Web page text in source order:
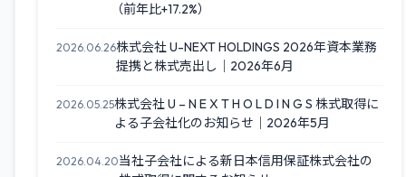
（前年比+17.2%）
2026.06.26株式会社 U-NEXT HOLDINGS 2026年資本業務
提携と株式売出し｜2026年6月
2026.05.25株式会社 U – N E X T H O L D I N G S 株式取得に
よる子会社化のお知らせ｜2026年5月
2026.04.20当社子会社による新日本信用保証株式会社の